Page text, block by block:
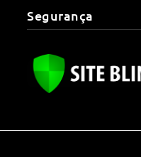
Segurança